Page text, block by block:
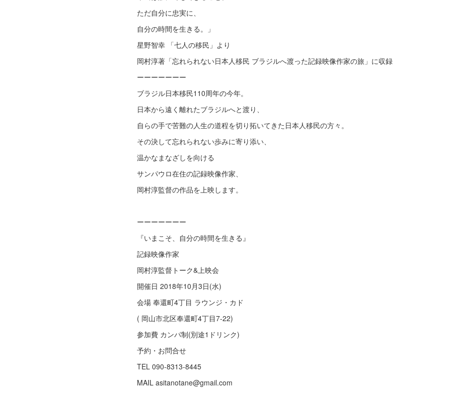
ただ自分に忠実に、
自分の時間を生きる。」
星野智幸 「七人の移民」より
岡村淳著「忘れられない日本人移民 ブラジルへ渡った記録映像作家の旅」に収録
ーーーーーーー
ブラジル日本移民110周年の今年。
日本から遠く離れたブラジルへと渡り、
自らの手で苦難の人生の道程を切り拓いてきた日本人移民の方々。
その決して忘れられない歩みに寄り添い、
温かなまなざしを向ける
サンパウロ在住の記録映像作家、
岡村淳監督の作品を上映します。
ーーーーーーー
『いまこそ、自分の時間を生きる』
記録映像作家
岡村淳監督トーク&上映会
開催日 2018年10月3日(水)
会場 奉還町4丁目 ラウンジ・カド
( 岡山市北区奉還町4丁目7-22)
参加費 カンパ制(別途1ドリンク)
予約・お問合せ
TEL 090-8313-8445
MAIL asitanotane@gmail.com